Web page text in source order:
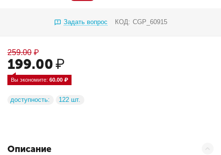
Задать вопрос КОД: CGP_60915
259.00 ₽
199.00₽
Вы экономите: 60.00 ₽
доступность: 122 шт.
Описание